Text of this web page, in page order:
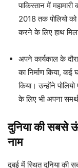
पाकिस्तान में
2018 तक पोलियो
करने के लिए हाथ
अपने कार्यकाल के
का निर्माण किया, कई
किया। उन्होंने
के लिए भी अपना
दुनिया की सबसे
नाम
दुबई में स्थित दुनिया की